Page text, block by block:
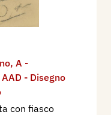
, A -
AAD - Disegno
con fiasco